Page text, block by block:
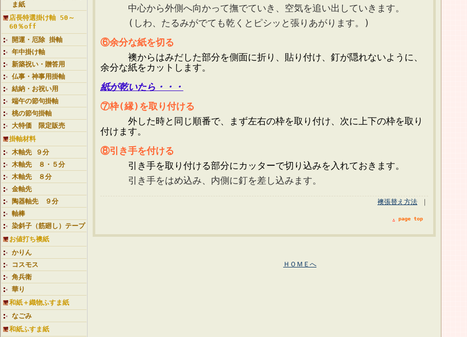
ま紙
店長特選掛け軸 50～
60％off
開運・厄除 掛軸
年中掛け軸
新築祝い・贈答用
仏事・神事用掛軸
結納・お祝い用
端午の節句掛軸
桃の節句掛軸
大特価 限定販売
掛軸材料
木軸先 ９分
木軸先 ８・５分
木軸先 ８分
金軸先
陶器軸先 ９分
軸棒
染斜子（筋廻し）テープ
お値打ち襖紙
かりん
コスモス
角兵衛
華り
和紙＋織物ふすま紙
なごみ
和紙ふすま紙
中心から外側へ向かって撫でていき、空気を追い出していきます。
(しわ、たるみがでても乾くとピシッと張りあがります。)
⑥余分な紙を切る
襖からはみだした部分を側面に折り、貼り付け、釘が隠れないように、
余分な紙をカットします。
紙が乾いたら・・・
⑦枠(縁)を取り付ける
外した時と同じ順番で、まず左右の枠を取り付け、次に上下の枠を取り
付けます。
⑧引き手を付ける
引き手を取り付ける部分にカッターで切り込みを入れておきます。
引き手をはめ込み、内側に釘を差し込みます。
襖張替え方法 ｜
page top
ＨＯＭＥへ